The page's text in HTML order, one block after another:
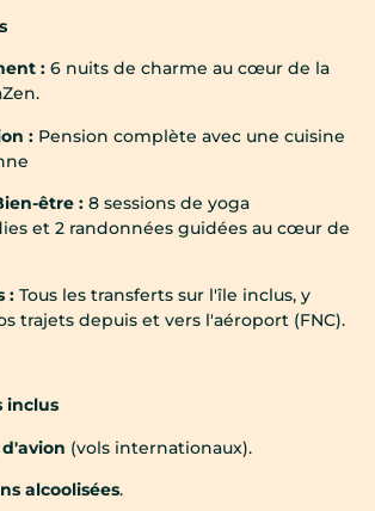
: 6 nuits de charme au cœur de la
: Pension complète avec une cuisine
être : 8 sessions de yoga
et 2 randonnées guidées au cœur de
: Tous les transferts sur l'île inclus, y
trajets depuis et vers l'aéroport (FNC).
inclus
(vols internationaux).
alcoolisées.